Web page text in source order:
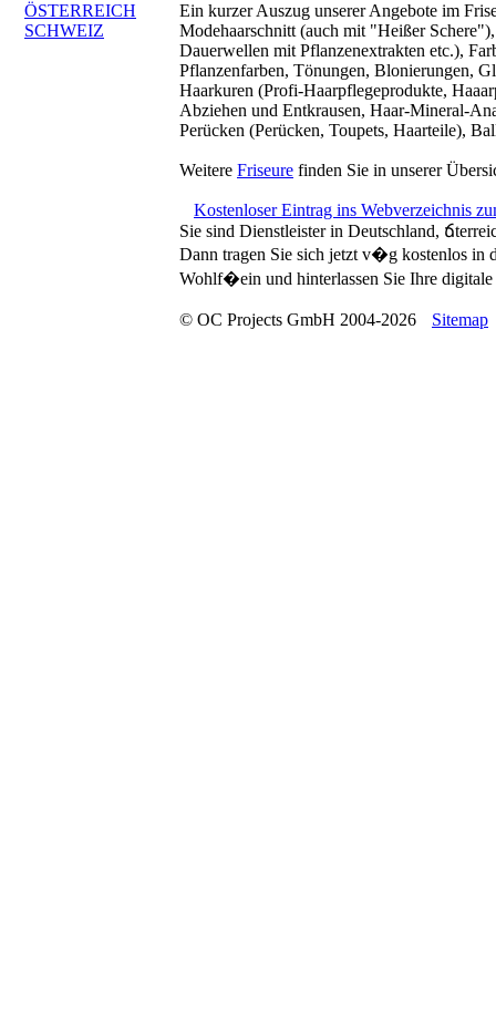
ÖSTERREICH
SCHWEIZ
Ein kurzer Auszug unserer Angebote im
Modehaarschnitt (auch mit "Heißer
Dauerwellen mit Pflanzenextrakten etc.),
Pflanzenfarben, Tönungen, Blonierungen,
Haarkuren (Profi-Haarpflegeprodukte,
Abziehen und Entkrausen, Haar-Mineral-
Perücken (Perücken, Toupets, Haarteile),
Weitere Friseure finden Sie in unserer
Kostenloser Eintrag ins Webverzeichnis
Sie sind Dienstleister in Deutschland,
Dann tragen Sie sich jetzt v�g kostenlos in
Wohlf�ein und hinterlassen Sie Ihre
© OC Projects GmbH 2004-2026 Sitemap